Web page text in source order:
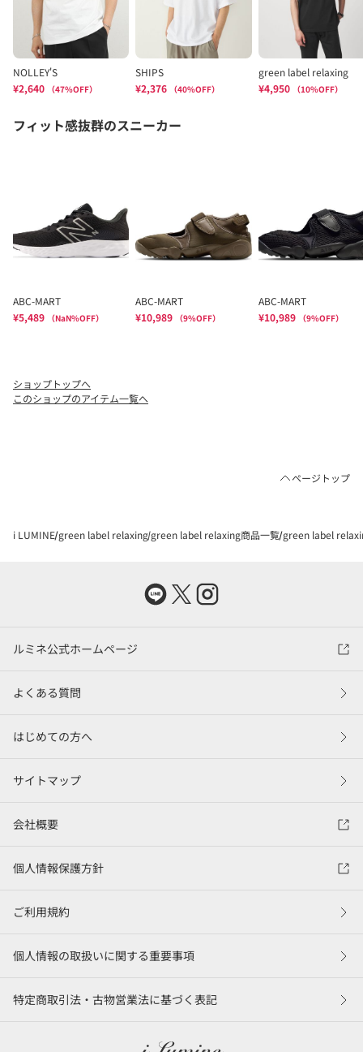
ショップトップへ
このショップのアイテム一覧へ
ページトップ
i LUMINE green label relaxing green label relaxing商品一覧 green label
ルミネ公式ホームページ
よくある質問
はじめての方へ
サイトマップ
会社概要
個人情報保護方針
ご利用規約
個人情報の取扱いに関する重要事項
特定商取引法・古物営業法に基づく表記